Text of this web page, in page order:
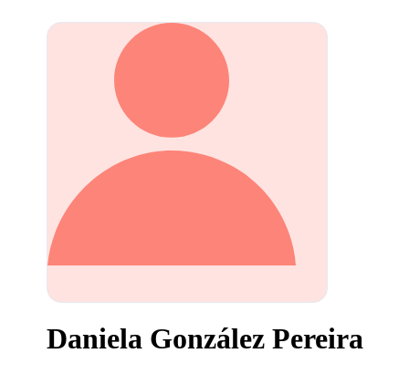
Daniela González Pereira